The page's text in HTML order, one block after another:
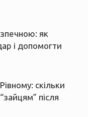
як
і допомогти
скільки
після